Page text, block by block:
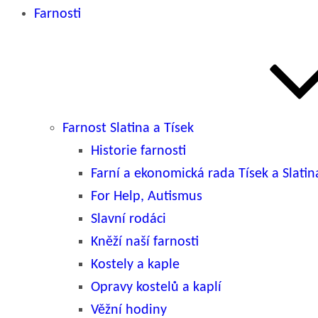
Farnosti
Farnost Slatina a Tísek
Historie farnosti
Farní a ekonomická rada Tísek a
For Help, Autismus
Slavní rodáci
Kněží naší farnosti
Kostely a kaple
Opravy kostelů a kaplí
Věžní hodiny